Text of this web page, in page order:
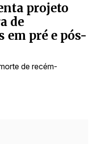
projeto
de
em pré e pós-
de recém-